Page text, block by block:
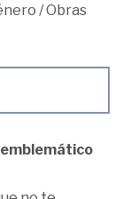
/Obras
emblemático